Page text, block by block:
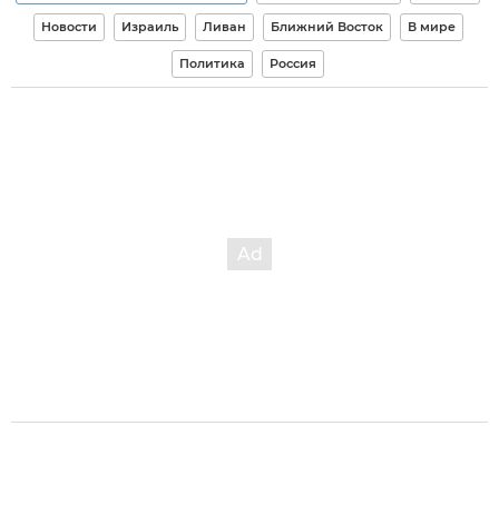
Новости Израиль Ливан Ближний Восток В мире
Политика Россия